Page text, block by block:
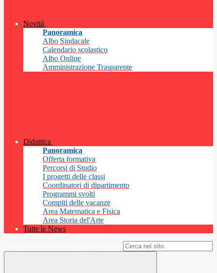
Novità
Panoramica
Albo Sindacale
Calendario scolastico
Albo Online
Amministrazione Trasparente
Didattica
Panoramica
Offerta formativa
Percorsi di Studio
I progetti delle classi
Coordinatori di dipartimento
Programmi svolti
Compiti delle vacanze
Area Matematica e Fisica
Area Storia del'Arte
Tutte le News